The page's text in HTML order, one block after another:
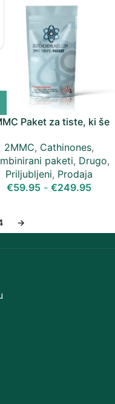
Paket za tiste, ki še
2MMC, Cathinones,
paketi, Drugo,
Priljubljeni, Prodaja
€59.95 - €249.95
→